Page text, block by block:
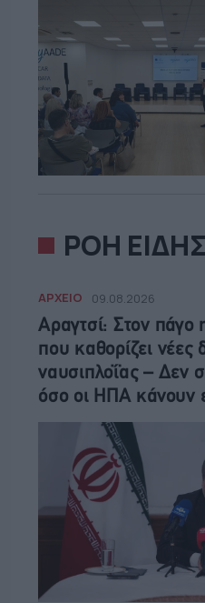
ΡΟΗ
ΑΡΧΕΙΟ 09.08.2026
Αραγτσί: Στον πάγο
που καθορίζει νέες
ναυσιπλοΐας – Δεν
όσο οι ΗΠΑ κάνουν